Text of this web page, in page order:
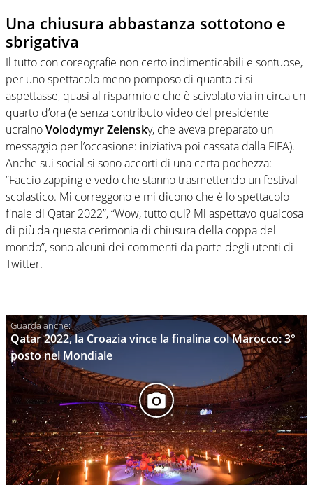
Una chiusura abbastanza sottotono e
sbrigativa
Il tutto con coreografie non certo indimenticabili e sontuose,
per uno spettacolo meno pomposo di quanto ci si
aspettasse, quasi al risparmio e che è scivolato via in circa un
quarto d’ora (e senza contributo video del presidente
ucrainoVolodymyr Zelensky, che aveva preparato un
messaggio per l’occasione: iniziativa poi cassata dalla FIFA).
Anche sui social si sono accorti di una certa pochezza:
“Faccio zapping e vedo che stanno trasmettendo un festival
scolastico. Mi correggono e mi dicono che è lo spettacolo
finale di Qatar 2022”, “Wow, tutto qui? Mi aspettavo qualcosa
di più da questa cerimonia di chiusura della coppa del
mondo”, sono alcuni dei commenti da parte degli utenti di
Twitter.
Qatar 2022, la Croazia vince la finalina col Marocco: 3°
posto nel Mondiale